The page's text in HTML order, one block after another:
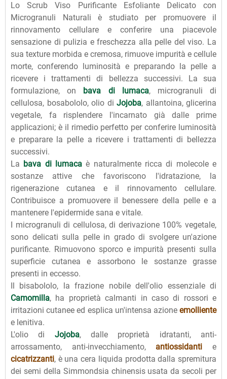
Lo Scrub Viso Purificante Esfoliante Delicato con
Microgranuli Naturali è studiato per promuovere il
rinnovamento cellulare e conferire una piacevole
sensazione di pulizia e freschezza alla pelle del viso. La
sua texture morbida e cremosa, rimuove impurità e cellule
morte, conferendo luminosità e preparando la pelle a
ricevere i trattamenti di bellezza successivi. La sua
formulazione, on
bava di lumaca, microgranuli di
cellulosa, bosabololo, olio di Jojoba, allantoina, glicerina
vegetale, fa risplendere l'incarnato già dalle prime
applicazioni; è il rimedio perfetto per conferire luminosità
e preparare la pelle a ricevere i trattamenti di bellezza
successivi.
La bava di lumaca è naturalmente ricca di molecole e
sostanze attive che favoriscono l'idratazione, la
rigenerazione cutanea e il rinnovamento cellulare.
Contribuisce a promuovere il benessere della pelle e a
mantenere l'epidermide sana e vitale.
I microgranuli di cellulosa, di derivazione 100% vegetale,
sono delicati sulla pelle in grado di svolgere un'azione
purificante. Rimuovono sporco e impurità presenti sulla
superficie cutanea e assorbono le sostanze grasse
presenti in eccesso.
Il bisabololo, la frazione nobile dell'olio essenziale di
Camomilla, ha proprietà calmanti in caso di rossori e
irritazioni cutanee ed esplica un'intensa azione emolliente
e lenitiva.
L'olio di Jojoba, dalle proprietà idratanti, anti-
arrossamento, anti-invecchiamento, antiossidanti e
cicatrizzanti, è una cera liquida prodotta dalla spremitura
dei semi della Simmondsia chinensis usata da secoli per